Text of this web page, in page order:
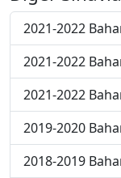
2021-2022
2021-2022
2021-2022
2019-2020
2018-2019